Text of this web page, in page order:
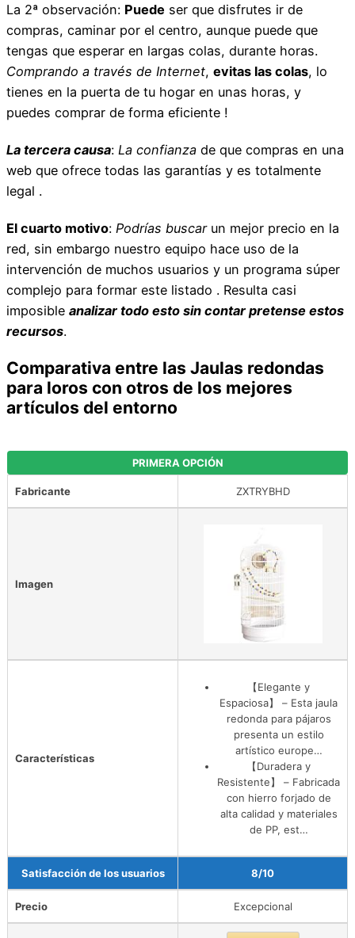
La 2ª observación: Puede ser que disfrutes ir de
compras, caminar por el centro, aunque puede que
tengas que esperar en largas colas, durante horas.
Comprando a través de Internet, evitas las colas, lo
tienes en la puerta de tu hogar en unas horas, y
puedes comprar de forma eficiente !
La tercera causa: La confianza de que compras en una
web que ofrece todas las garantías y es totalmente
legal .
El cuarto motivo: Podrías buscarun mejor precio en la
red, sin embargo nuestro equipo hace uso de la
intervención de muchos usuarios y un programa súper
complejo para formar este listado . Resulta casi
imposible analizar todo esto sin contar pretense estos
recursos.
Comparativa entre las Jaulas redondas
para loros con otros de los mejores
artículos del entorno
PRIMERA OPCIÓN
Fabricante ZXTRYBHD
Imagen
Características
【Elegante y
Espaciosa】 – Esta jaula
redonda para pájaros
presenta un estilo
artístico europe…
【Duradera y
Resistente】 – Fabricada
con hierro forjado de
alta calidad y materiales
de PP, est…
Satisfacción de los usuarios 8/10
Precio Excepcional